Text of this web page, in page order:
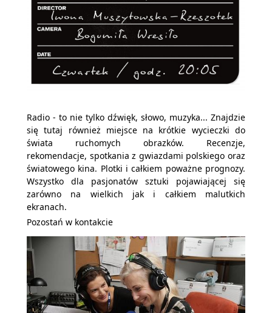
Radio - to nie tylko dźwięk, słowo, muzyka... Znajdzie
się tutaj również miejsce na krótkie wycieczki do
świata ruchomych obrazków. Recenzje,
rekomendacje, spotkania z gwiazdami polskiego oraz
światowego kina. Plotki i całkiem poważne prognozy.
Wszystko dla pasjonatów sztuki pojawiającej się
zarówno na wielkich jak i całkiem malutkich
ekranach.
Pozostań w kontakcie